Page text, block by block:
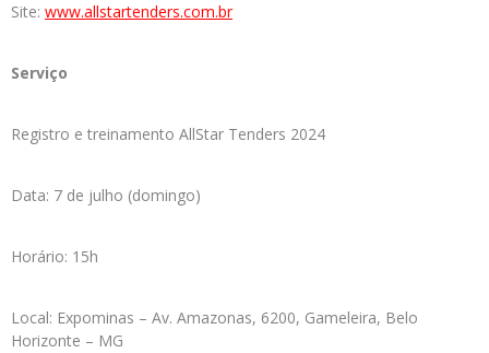
Site: www.allstartenders.com.br
Serviço
Registro e treinamento AllStar Tenders 2024
Data: 7 de julho (domingo)
Horário: 15h
Local: Expominas – Av. Amazonas, 6200, Gameleira, Belo
Horizonte – MG